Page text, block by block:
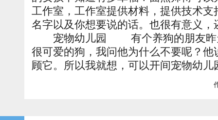
工作室，工作室提供材料，提供技术
名字以及你想要说的话。也很有意
宠物幼儿园 有个养狗的朋友昨天
很可爱的狗，我问他为什么不要呢？
顾它。所以我就想，可以开间宠物幼